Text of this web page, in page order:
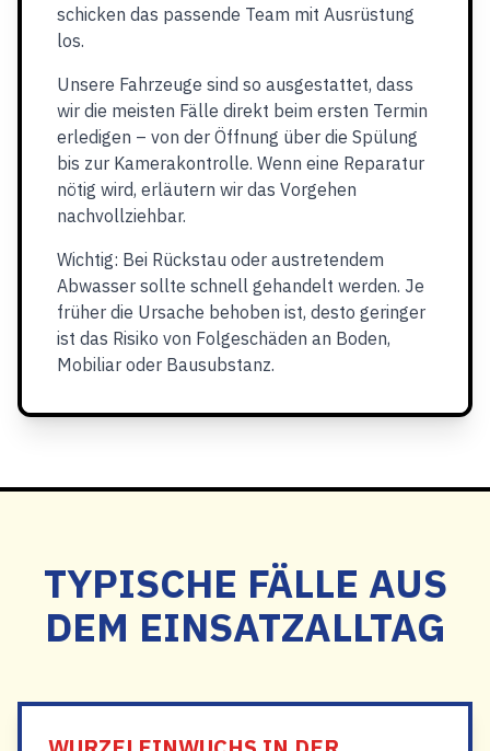
schicken das passende Team mit Ausrüstung
los.
Unsere Fahrzeuge sind so ausgestattet, dass
wir die meisten Fälle direkt beim ersten Termin
erledigen – von der Öffnung über die Spülung
bis zur Kamerakontrolle. Wenn eine Reparatur
nötig wird, erläutern wir das Vorgehen
nachvollziehbar.
Wichtig: Bei Rückstau oder austretendem
Abwasser sollte schnell gehandelt werden. Je
früher die Ursache behoben ist, desto geringer
ist das Risiko von Folgeschäden an Boden,
Mobiliar oder Bausubstanz.
TYPISCHE FÄLLE AUS
DEM EINSATZALLTAG